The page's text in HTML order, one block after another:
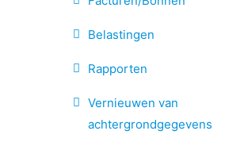
Belastingen
Rapporten
Vernieuwen van
achtergrondgegevens